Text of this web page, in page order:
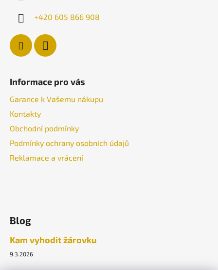
+420 605 866 908
Informace pro vás
Garance k Vašemu nákupu
Kontakty
Obchodní podmínky
Podmínky ochrany osobních údajů
Reklamace a vrácení
Blog
Kam vyhodit žárovku
9.3.2026